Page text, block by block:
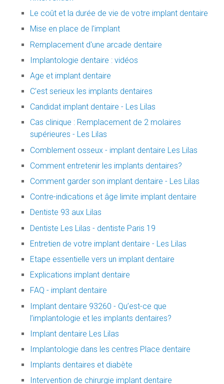
Le coût et la durée de vie de votre implant dentaire
Mise en place de l'implant
Remplacement d'une arcade dentaire
Implantologie dentaire : vidéos
Age et implant dentaire
C'est serieux les implants dentaires
Candidat implant dentaire - Les Lilas
Cas clinique : Remplacement de 2 molaires
supérieures - Les Lilas
Comblement osseux - implant dentaire Les Lilas
Comment entretenir les implants dentaires?
Comment garder son implant dentaire - Les Lilas
Contre-indications et âge limite implant dentaire
Dentiste 93 aux Lilas
Dentiste Les Lilas - dentiste Paris 19
Entretien de votre implant dentaire - Les Lilas
Etape essentielle vers un implant dentaire
Explications implant dentaire
FAQ - implant dentaire
Implant dentaire 93260 - Qu’est-ce que
l’implantologie et les implants dentaires?
Implant dentaire Les Lilas
Implantologie dans les centres Place dentaire
Implants dentaires et diabète
Intervention de chirurgie implant dentaire